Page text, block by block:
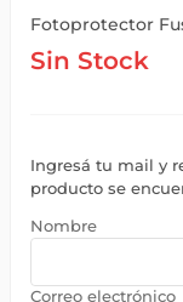
Fotoprotector
Sin Stock
Ingresá tu mail y
producto se